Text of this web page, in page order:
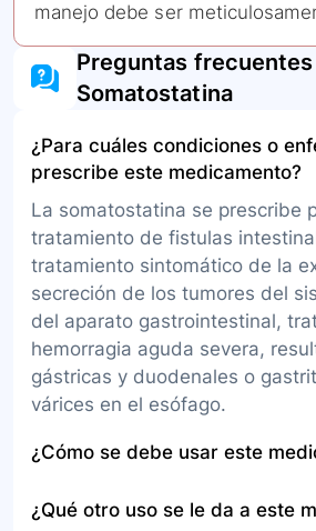
manejo debe ser
Preguntas
Somatostatina
¿Para cuáles condiciones o
prescribe este medicamento?
La somatostatina se prescribe
tratamiento de fistulas
tratamiento sintomático de la
secreción de los tumores del
del aparato gastrointestinal,
hemorragia aguda severa,
gástricas y duodenales o
várices en el esófago.
¿Cómo se debe usar este
para administración
¿Qué otro uso se le da a este